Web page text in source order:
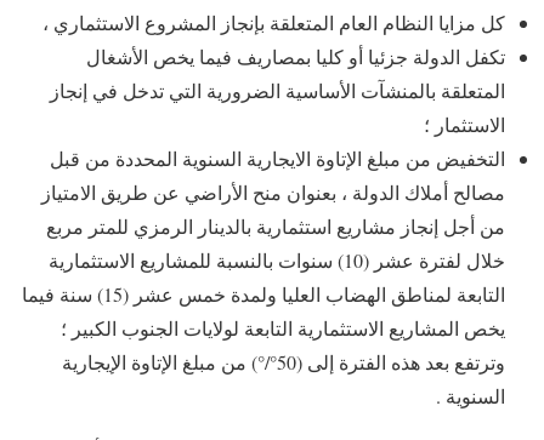
كل مزايا النظام العام المتعلقة بإنجاز المشروع الاستثماري ،
تكفل الدولة جزئيا أو كليا بمصاريف فيما يخص الأشغال
المتعلقة بالمنشآت الأساسية الضرورية التي تدخل في إنجاز
الاستثمار ؛
التخفيض من مبلغ الإتاوة الايجارية السنوية المحددة من قبل
مصالح أملاك الدولة ، بعنوان منح الأراضي عن طريق الامتياز
من أجل إنجاز مشاريع استثمارية بالدينار الرمزي للمتر مربع
خلال لفترة عشر (10) سنوات بالنسبة للمشاريع الاستثمارية
التابعة لمناطق الهضاب العليا ولمدة خمس عشر (15) سنة فيما
يخص المشاريع الاستثمارية التابعة لولايات الجنوب الكبير ؛
وترتفع بعد هذه الفترة إلى (50°/°) من مبلغ الإتاوة الإيجارية
السنوية .